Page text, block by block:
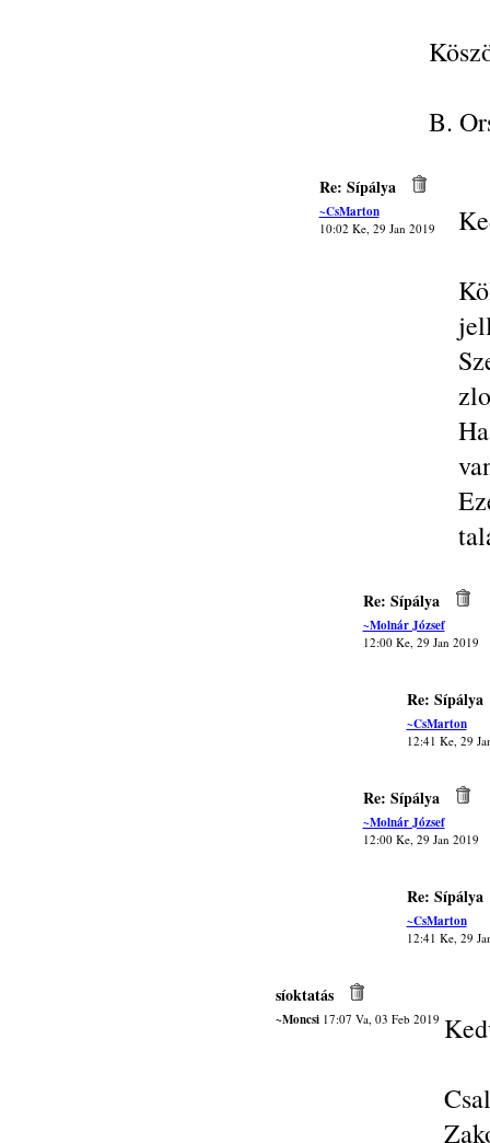
B.
Re: Sípálya
~CsMarton
10:02 Ke, 29 Jan 2019
Re: Sípálya
~Molnár József
12:00 Ke, 29 Jan 2019
Re: Sípálya
~CsMarton
12:41 Ke, 29
Re: Sípálya
~Molnár József
12:00 Ke, 29 Jan 2019
Re: Sípálya
~CsMarton
12:41 Ke, 29
síoktatás
~Moncsi17:07 Va, 03 Feb 2019